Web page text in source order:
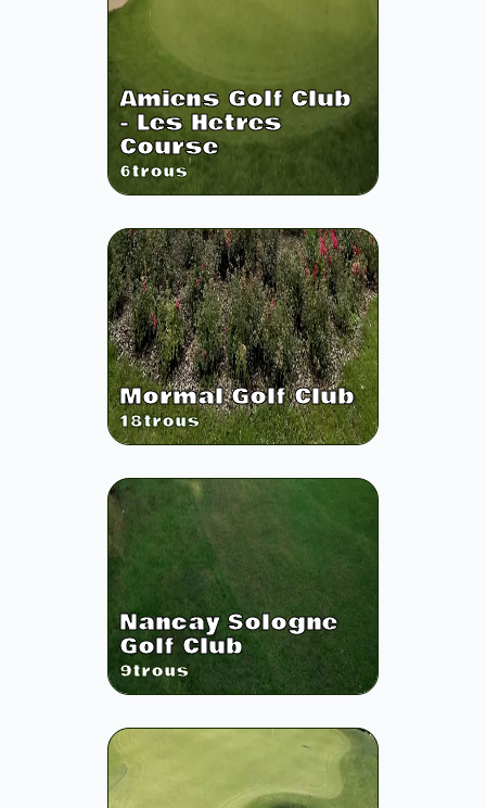
Amiens Golf Club
- Les Hetres
Course
6trous
Mormal Golf Club
18trous
Nancay Sologne
Golf Club
9trous